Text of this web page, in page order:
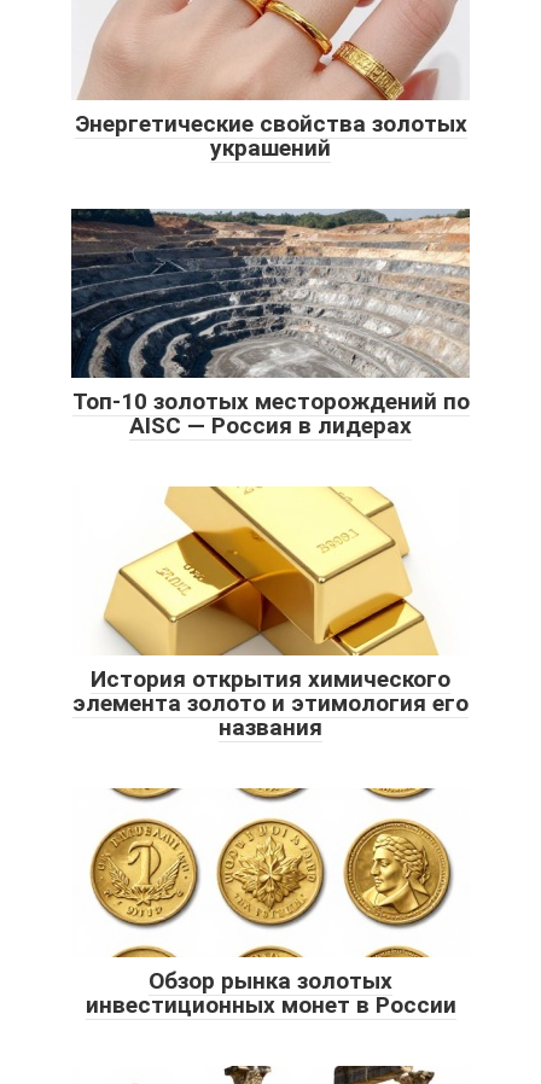
Энергетические свойства золотых
украшений
Топ-10 золотых месторождений по
AISC — Россия в лидерах
История открытия химического
элемента золото и этимология его
названия
Обзор рынка золотых
инвестиционных монет в России